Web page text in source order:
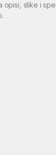
opisi, slike i